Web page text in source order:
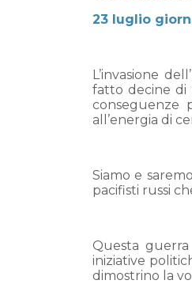
23 luglio
L’invasione
fatto decine di
conseguenze
all’energia di
Siamo e
pacifisti russi
Questa
iniziative
dimostrino la